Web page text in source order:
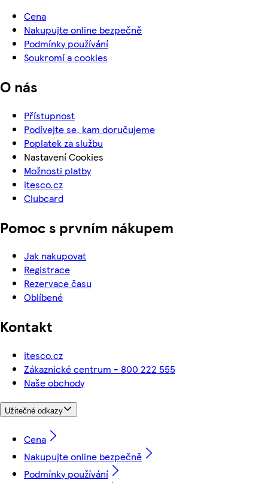
Cena
Nakupujte online bezpečně
Podmínky používání
Soukromí a cookies
O nás
Přístupnost
Podívejte se, kam doručujeme
Poplatek za službu
Nastavení Cookies
Možnosti platby
itesco.cz
Clubcard
Pomoc s prvním nákupem
Jak nakupovat
Registrace
Rezervace času
Oblíbené
Kontakt
itesco.cz
Zákaznické centrum - 800 222 555
Naše obchody
Užitečné odkazy
Cena
Nakupujte online bezpečně
Podmínky používání